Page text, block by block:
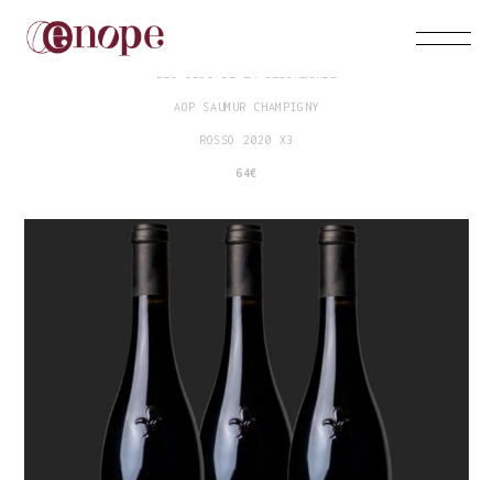
AOP SAUMUR CHAMPIGNY
ROSSO 2020 X3
64€